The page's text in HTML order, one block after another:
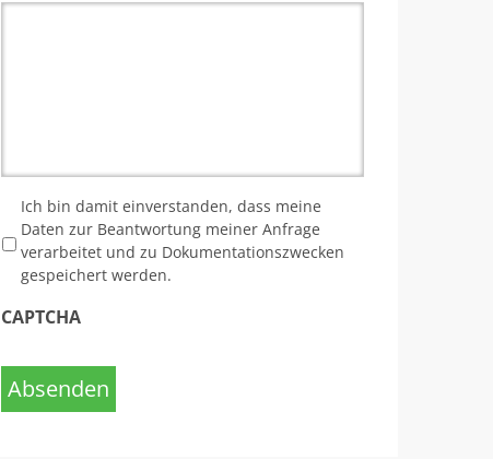
Ich bin damit einverstanden, dass meine
Daten zur Beantwortung meiner Anfrage
verarbeitet und zu Dokumentationszwecken
gespeichert werden.
CAPTCHA
Absenden